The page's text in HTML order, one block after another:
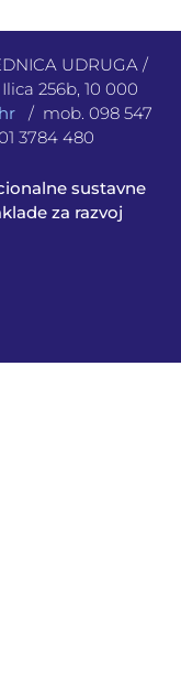
UDRUGA /
256b, 10 000
/ mob. 098 547
3784 480
sustavne
za razvoj